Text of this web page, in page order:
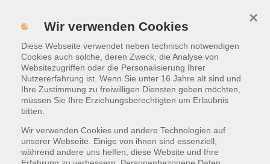
Wir verwenden Cookies
Diese Webseite verwendet neben technisch notwendigen
Cookies auch solche, deren Zweck, die Analyse von
Websitezugriffen oder die Personalisierung Ihrer
Nutzererfahrung ist. Wenn Sie unter 16 Jahre alt sind und
Ihre Zustimmung zu freiwilligen Diensten geben möchten,
müssen Sie Ihre Erziehungsberechtigten um Erlaubnis
bitten.
Wir verwenden Cookies und andere Technologien auf
unserer Webseite. Einige von ihnen sind essenziell,
während andere uns helfen, diese Website und Ihre
×
Menü
ONLINE BESTELLEN
Impressum / rechtliche
Informationen